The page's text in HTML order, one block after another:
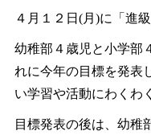
４月１２日(月)に「進
幼稚部４歳児と小学部
れに今年の目標を発表
い学習や活動にわくわ
目標発表の後は、幼稚